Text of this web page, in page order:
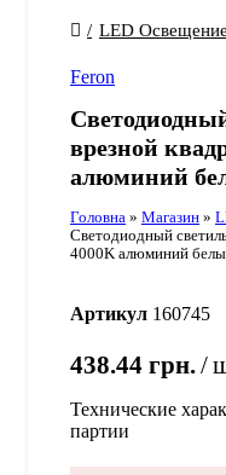
LED Освещение
Feron
врезной
алюминий
Головна » Магазин »
Светодиодный
4000K алюминий
Артикул 160745
438.44 грн.
Технические
партии